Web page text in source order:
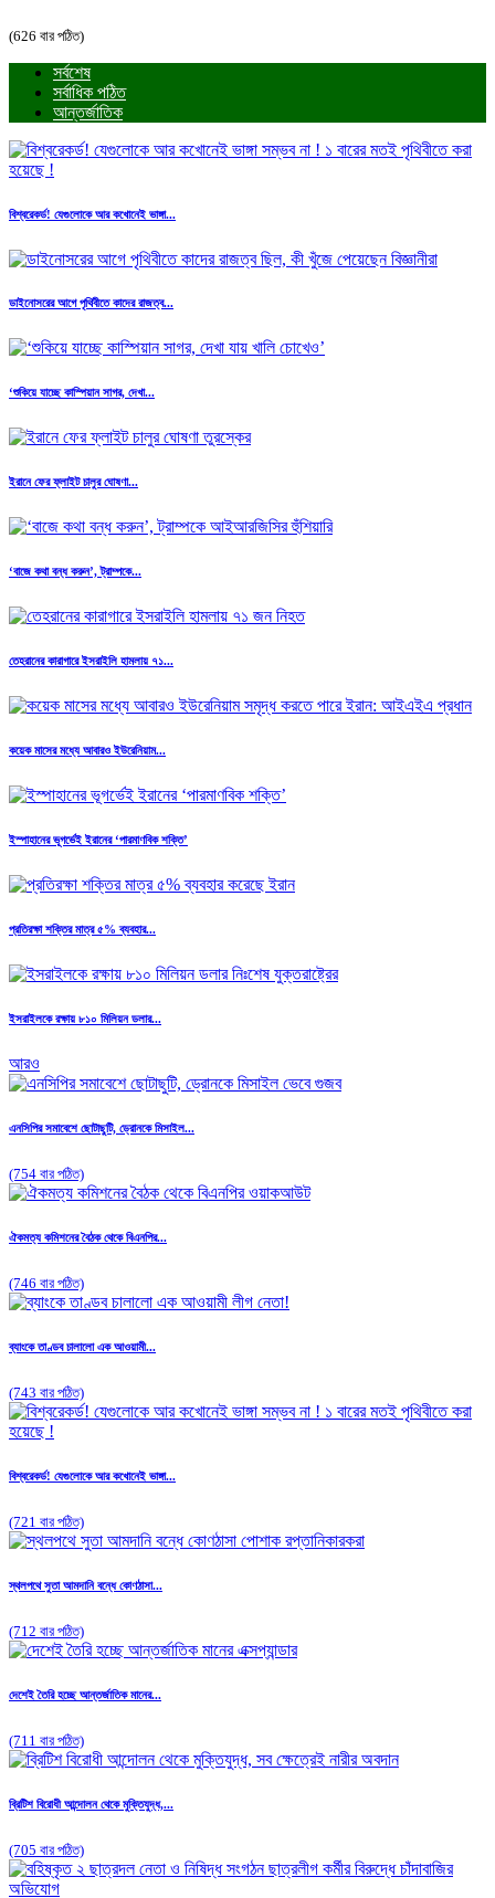
(626 বার পঠিত)
সর্বশেষ
সর্বাধিক পঠিত
আন্তর্জাতিক
বিশ্বরেকর্ড! যেগুলোকে আর কখোনেই ভাঙ্গা...
ডাইনোসরের আগে পৃথিবীতে কাদের রাজত্ব...
‘শুকিয়ে যাচ্ছে কাস্পিয়ান সাগর, দেখা...
ইরানে ফের ফ্লাইট চালুর ঘোষণা...
‘বাজে কথা বন্ধ করুন’, ট্রাম্পকে...
তেহরানের কারাগারে ইসরাইলি হামলায় ৭১...
কয়েক মাসের মধ্যে আবারও ইউরেনিয়াম...
ইস্পাহানের ভূগর্ভেই ইরানের ‘পারমাণবিক শক্তি’
প্রতিরক্ষা শক্তির মাত্র ৫% ব্যবহার...
ইসরাইলকে রক্ষায় ৮১০ মিলিয়ন ডলার...
আরও
এনসিপির সমাবেশে ছোটাছুটি, ড্রোনকে মিসাইল...
(754 বার পঠিত)
ঐকমত্য কমিশনের বৈঠক থেকে বিএনপির...
(746 বার পঠিত)
ব্যাংকে তাণ্ডব চালালো এক আওয়ামী...
(743 বার পঠিত)
বিশ্বরেকর্ড! যেগুলোকে আর কখোনেই ভাঙ্গা...
(721 বার পঠিত)
স্থলপথে সুতা আমদানি বন্ধে কোণঠাসা...
(712 বার পঠিত)
দেশেই তৈরি হচ্ছে আন্তর্জাতিক মানের...
(711 বার পঠিত)
ব্রিটিশ বিরোধী আন্দোলন থেকে মুক্তিযুদ্ধ,...
(705 বার পঠিত)